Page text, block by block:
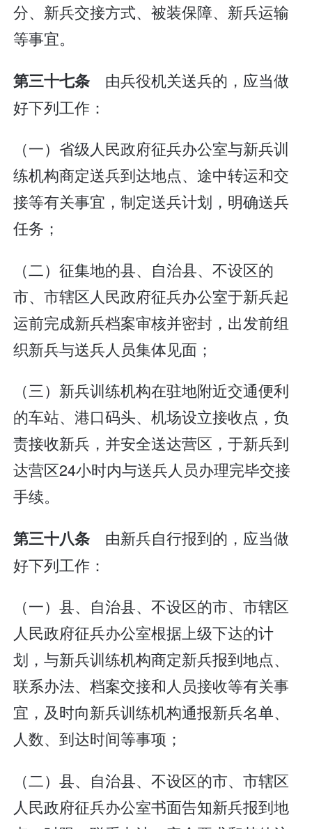
分、新兵交接方式、被装保障、新兵运输
等事宜。
第三十七条 由兵役机关送兵的，应当做
好下列工作：
（一）省级人民政府征兵办公室与新兵训
练机构商定送兵到达地点、途中转运和交
接等有关事宜，制定送兵计划，明确送兵
任务；
（二）征集地的县、自治县、不设区的
市、市辖区人民政府征兵办公室于新兵起
运前完成新兵档案审核并密封，出发前组
织新兵与送兵人员集体见面；
（三）新兵训练机构在驻地附近交通便利
的车站、港口码头、机场设立接收点，负
责接收新兵，并安全送达营区，于新兵到
达营区24小时内与送兵人员办理完毕交接
手续。
第三十八条 由新兵自行报到的，应当做
好下列工作：
（一）县、自治县、不设区的市、市辖区
人民政府征兵办公室根据上级下达的计
划，与新兵训练机构商定新兵报到地点、
联系办法、档案交接和人员接收等有关事
宜，及时向新兵训练机构通报新兵名单、
人数、到达时间等事项；
（二）县、自治县、不设区的市、市辖区
人民政府征兵办公室书面告知新兵报到地